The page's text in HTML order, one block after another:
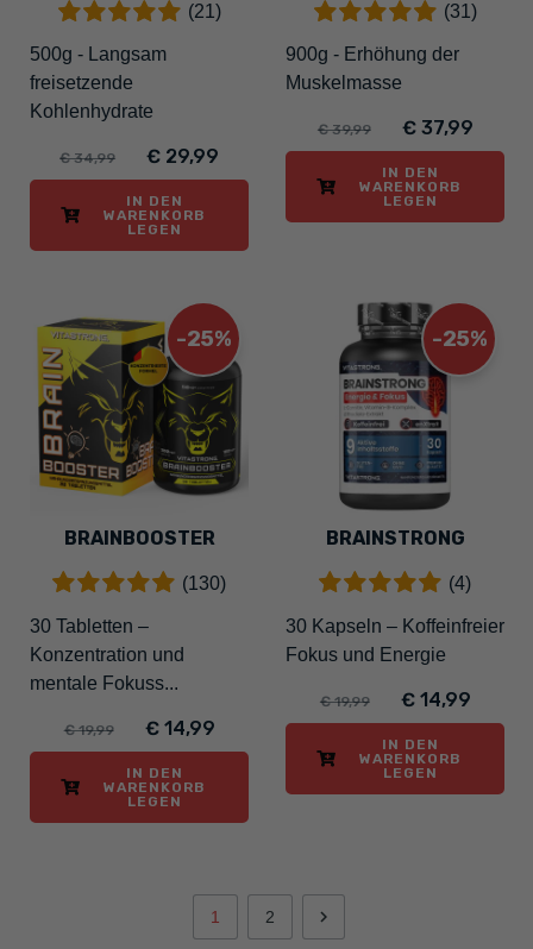
(21)
500g - Langsam
freisetzende
Kohlenhydrate
€ 34,99 € 29,99
IN DEN
WARENKORB
LEGEN
(31)
900g - Erhöhung der
Muskelmasse
€ 39,99 € 37,99
IN DEN
WARENKORB
LEGEN
-25%
BRAINBOOSTER
(130)
30 Tabletten –
Konzentration und
mentale Fokuss...
€ 19,99 € 14,99
IN DEN
WARENKORB
LEGEN
-25%
BRAINSTRONG
(4)
30 Kapseln – Koffeinfreier
Fokus und Energie
€ 19,99 € 14,99
IN DEN
WARENKORB
LEGEN
1 2 